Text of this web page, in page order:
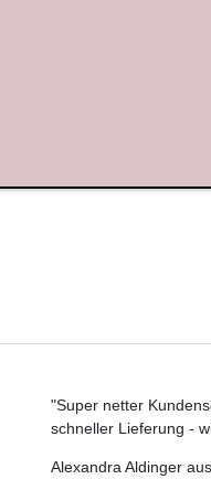
"Super netter
schneller Lieferung -
Alexandra Aldinger